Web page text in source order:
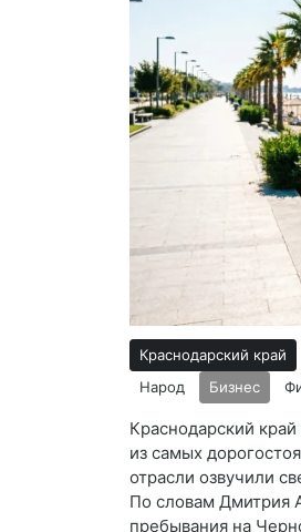
Краснодарский край
Народ
Бизнес
Краснодарский
из самых
отрасли озвучили
По словам Дмитрия
пребывания на